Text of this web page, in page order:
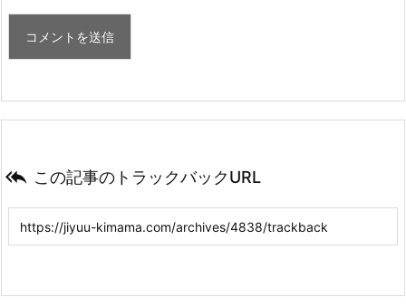
 この記事のトラックバックURL